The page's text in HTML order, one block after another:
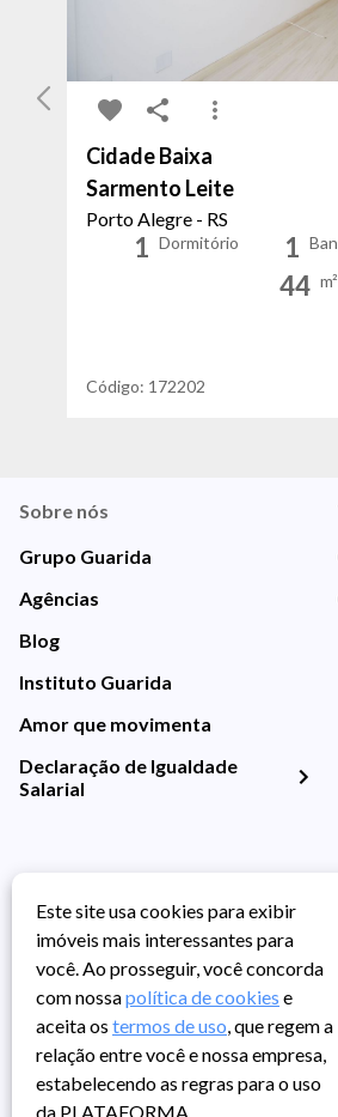
Cidade Baixa
Sarmento Leite
Porto Alegre - RS
1 Dormitório 1
44 m²
Código: 172202
Sobre nós
Grupo Guarida
Agências
Blog
Instituto Guarida
Amor que movimenta
Declaração de Igualdade
Salarial
Este site usa cookies para exibir
imóveis mais interessantes para
você. Ao prosseguir, você concorda
com nossapolítica de cookies e
aceita os termos de uso, que regem a
relação entre você e nossa empresa,
estabelecendo as regras para o uso
da PLATAFORMA.